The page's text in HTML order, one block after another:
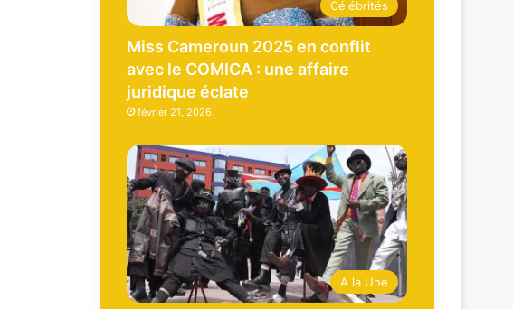
Célébrités
Miss Cameroun 2025 en conflit
avec le COMICA : une affaire
juridique éclate
février 21, 2026
A la Une